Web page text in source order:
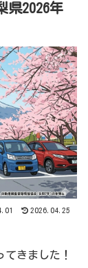
県2026年
2026.04.25
きました！